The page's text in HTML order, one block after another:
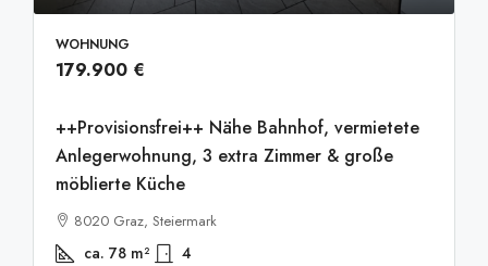
WOHNUNG
179.900 €
++Provisionsfrei++ Nähe Bahnhof, vermietete
Anlegerwohnung, 3 extra Zimmer & große
möblierte Küche
8020 Graz, Steiermark
ca. 78 m² 4